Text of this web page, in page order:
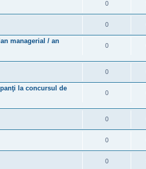
0
0
managerial / an
0
0
la concursul de
0
0
0
0